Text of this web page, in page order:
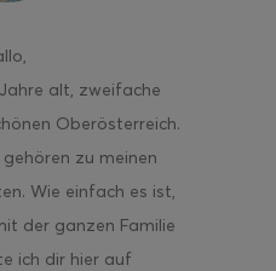
,
alt, zweifache
Oberösterreich.
zu meinen
Wie einfach es ist,
der ganzen Familie
ich dir hier auf